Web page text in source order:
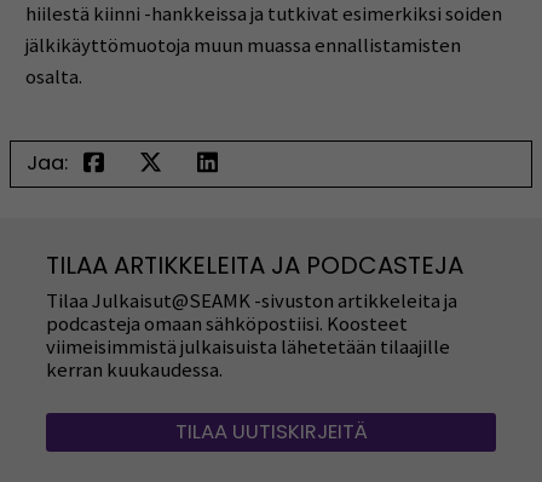
hiilestä kiinni -hankkeissa ja tutkivat esimerkiksi soiden
jälkikäyttömuotoja muun muassa ennallistamisten
osalta.
Jaa:
TILAA ARTIKKELEITA JA PODCASTEJA
Tilaa Julkaisut@SEAMK -sivuston artikkeleita ja
podcasteja omaan sähköpostiisi. Koosteet
viimeisimmistä julkaisuista lähetetään tilaajille
kerran kuukaudessa.
TILAA UUTISKIRJEITÄ